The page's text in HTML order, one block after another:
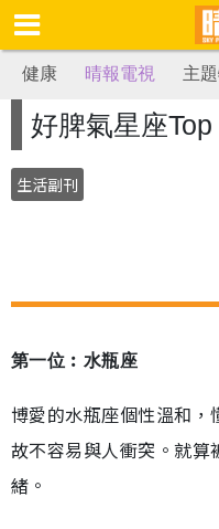
健康 晴報電視 主
好脾氣星座Top
生活副刊
第一位︰水瓶座
博愛的水瓶座個性溫和，
故不容易與人衝突。就
緒。